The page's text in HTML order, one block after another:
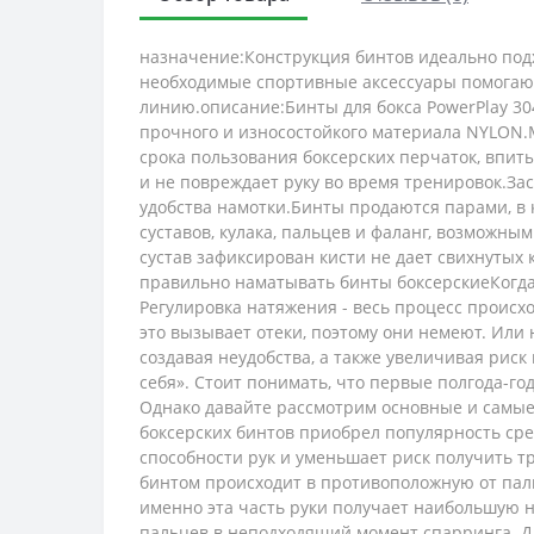
назначение:Конструкция бинтов идеально
необходимые спортивные аксессуары
линию.описание:Бинты для бокса PowerPlay
прочного и износостойкого материала
срока пользования боксерских перчаток,
и не повреждает руку во время
удобства намотки.Бинты продаются парами,
суставов, кулака, пальцев и фаланг,
сустав зафиксирован кисти не дает
правильно наматывать бинты
Регулировка натяжения - весь процесс
это вызывает отеки, поэтому они немеют.
создавая неудобства, а также увеличивая
себя». Стоит понимать, что первые полгода-
Однако давайте рассмотрим основные и
боксерских бинтов приобрел популярность
способности рук и уменьшает риск получить
бинтом происходит в противоположную от
именно эта часть руки получает наибольшую